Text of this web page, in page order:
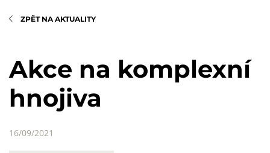
ZPĚT NA AKTUALITY
Akce na komplexní
hnojiva
16/09/2021